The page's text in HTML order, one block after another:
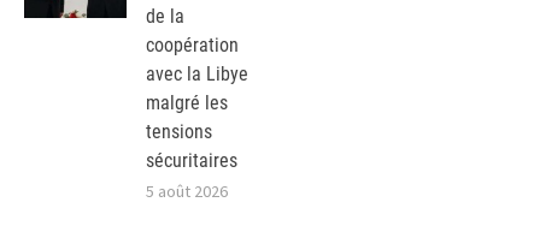
de la
coopération
avec la Libye
malgré les
tensions
sécuritaires
5 août 2026